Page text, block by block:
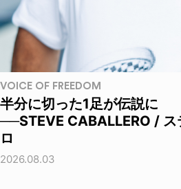
VOICE OF FREEDOM
半分に切った1足が伝説に
──STEVE CABALLERO / ス
ロ
2026.08.03